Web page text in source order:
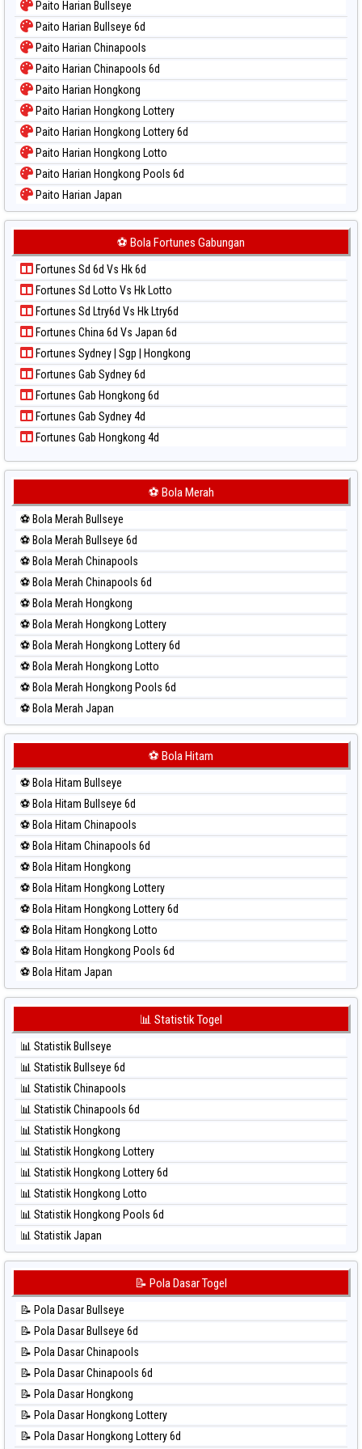
Paito Harian Bullseye
Paito Harian Bullseye 6d
Paito Harian Chinapools
Paito Harian Chinapools 6d
Paito Harian Hongkong
Paito Harian Hongkong Lottery
Paito Harian Hongkong Lottery 6d
Paito Harian Hongkong Lotto
Paito Harian Hongkong Pools 6d
Paito Harian Japan
Paito Harian Japan 6d
Paito Harian Korea
Paito Harian Kuda Lari
Paito Harian Magnum Cambodia
Paito Harian Nagoya
Paito Harian New York Midday
Paito Harian North Carolina Day
Paito Harian Pcso
Paito Harian Pennsylvania Day
Paito Harian Sao Paulo
Paito Harian Singapore
Paito Harian Sydney
Paito Harian Sydney Lottery
Paito Harian Sydney Lottery 6d
Paito Harian Sydney Lotto
Paito Harian Sydney Pools 6d
Paito Harian Taipei
Paito Harian Taiwan
⚽ Bola Fortunes Gabungan
Fortunes Sd 6d Vs Hk 6d
Fortunes Sd Lotto Vs Hk Lotto
Fortunes Sd Ltry6d Vs Hk Ltry6d
Fortunes China 6d Vs Japan 6d
Fortunes Sydney | Sgp | Hongkong
Fortunes Gab Sydney 6d
Fortunes Gab Hongkong 6d
Fortunes Gab Sydney 4d
Fortunes Gab Hongkong 4d
⚽ Bola Merah
⚽ Bola Merah Bullseye
⚽ Bola Merah Bullseye 6d
⚽ Bola Merah Chinapools
⚽ Bola Merah Chinapools 6d
⚽ Bola Merah Hongkong
⚽ Bola Merah Hongkong Lottery
⚽ Bola Merah Hongkong Lottery 6d
⚽ Bola Merah Hongkong Lotto
⚽ Bola Merah Hongkong Pools 6d
⚽ Bola Merah Japan
⚽ Bola Merah Japan 6d
⚽ Bola Merah Kuda Lari
⚽ Bola Merah Magnum Cambodia
⚽ Bola Merah Nagoya
⚽ Bola Merah North Carolina Day
⚽ Bola Merah Pcso
⚽ Bola Merah Sao Paulo
⚽ Bola Merah Singapore
⚽ Bola Merah Sydney
⚽ Bola Merah Sydney Lottery
⚽ Bola Merah Sydney Lottery 6d
⚽ Bola Merah Sydney Lotto
⚽ Bola Merah Taiwan
⚽ Bola Hitam
⚽ Bola Hitam Bullseye
⚽ Bola Hitam Bullseye 6d
⚽ Bola Hitam Chinapools
⚽ Bola Hitam Chinapools 6d
⚽ Bola Hitam Hongkong
⚽ Bola Hitam Hongkong Lottery
⚽ Bola Hitam Hongkong Lottery 6d
⚽ Bola Hitam Hongkong Lotto
⚽ Bola Hitam Hongkong Pools 6d
⚽ Bola Hitam Japan
⚽ Bola Hitam Japan 6d
⚽ Bola Hitam Kuda Lari
⚽ Bola Hitam Magnum Cambodia
⚽ Bola Hitam Nagoya
⚽ Bola Hitam North Carolina Day
⚽ Bola Hitam Pcso
⚽ Bola Hitam Sao Paulo
⚽ Bola Hitam Singapore
⚽ Bola Hitam Sydney
⚽ Bola Hitam Sydney Lottery
⚽ Bola Hitam Sydney Lottery 6d
⚽ Bola Hitam Sydney Lotto
⚽ Bola Hitam Taiwan
📊 Statistik Togel
📊 Statistik Bullseye
📊 Statistik Bullseye 6d
📊 Statistik Chinapools
📊 Statistik Chinapools 6d
📊 Statistik Hongkong
📊 Statistik Hongkong Lottery
📊 Statistik Hongkong Lottery 6d
📊 Statistik Hongkong Lotto
📊 Statistik Hongkong Pools 6d
📊 Statistik Japan
📊 Statistik Japan 6d
📊 Statistik Kuda Lari
📊 Statistik Magnum Cambodia
📊 Statistik Nagoya
📊 Statistik New York Midday
📊 Statistik North Carolina Day
📊 Statistik Pcso
📊 Statistik Pennsylvania Day
📊 Statistik Sao Paulo
📝 Pola Dasar Togel
📝 Pola Dasar Bullseye
📝 Pola Dasar Bullseye 6d
📝 Pola Dasar Chinapools
📝 Pola Dasar Chinapools 6d
📝 Pola Dasar Hongkong
📝 Pola Dasar Hongkong Lottery
📝 Pola Dasar Hongkong Lottery 6d